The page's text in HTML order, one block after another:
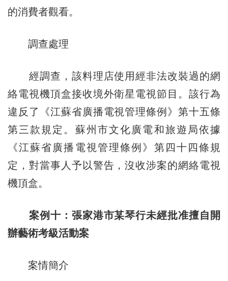
的消費者觀看。
調查處理
經調查，該料理店使用經非法改裝過的網
絡電視機頂盒接收境外衛星電視節目。該行為
違反了《江蘇省廣播電視管理條例》第十五條
第三款規定。蘇州市文化廣電和旅遊局依據
《江蘇省廣播電視管理條例》第四十四條規
定，對當事人予以警告，沒收涉案的網絡電視
機頂盒。
案例十：張家港市某琴行未經批准擅自開
辦藝術考級活動案
案情簡介